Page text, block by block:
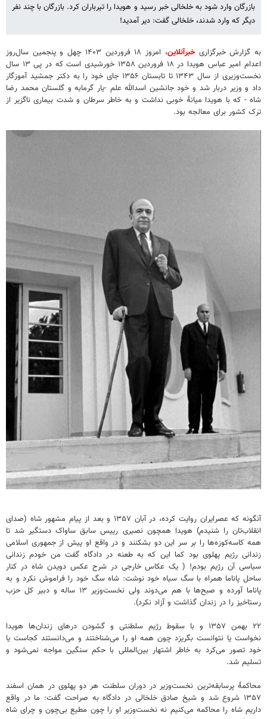
بازرگان وارد شود به خلخالی خبر رسید و هویدا را تیرباران کرد. بازرگان با چند نفر
دیگر که وارد شدند، خلخالی گفت: دیر آمدید!
به گزارش خبرگزاریخبرآنلاین
، امروز ۱۸ فروردین ۱۴۰۳ چهل و پنجمین سال‌روز
اعدام امیر عباس هویدا در ۱۸ فروردین ۱۳۵۸ خورشیدی است که در پی ۱۳ سال
نخست‌وزیری از سال ۱۳۴۳ تا تابستان ۱۳۵۶ جای خود را به دکتر جمشید آموزگار
داد و وزیر دربار شد و خود جانشین اسدالله علم -یار گرمابه و گلستان محمد رضا
شاه - که با هویدا میانۀ خوبی نداشت و به خاطر سرطان و شدت بیماری ناگزیر از
ترک کشور برای معالجه بود.
آنگونه که عصرایران روایت کرده، در آبان ۱۳۵۷ و بعد از پیام مشهور شاه (صدای
انقلاب‌تان را شنیدم) هویدا همچون نصیری رییس سابق ساواک دستگیر شد تا
همه کاسه‌کوزه‌ها را بر سر این دو بشکنند و در واقع او پیش از جمهوری اسلامی
زندانی رژیم پهلوی بود کما این که به طعنه در دادگاه گفت من خودم زندانی
سیاسی آن رژیم بودم! ( یک عکاس خارجی در شرح عکس دویدن شاه در کنار
ساحل پاناما همراه با سگ سیاه خود نوشت: شاه سگ خود را فراموش نکرد و به
پاناما آورده و صبح‌ها با هم می‌دوند ولی نخست‌وزیر ۱۳ ساله و دبیر کل حزب
رستاخیز را در زندان گذاشت و آزاد نکرد).
۲۲ بهمن ۱۳۵۷ و با سقوط رژیم سلطنتی و گشودن درهای زندان‌ها هویدا
نخواست یا نتوانست بگریزد چون همه او را می‌شناختند و می‌دانستند کجاست یا
خود تصور می‌کرد به خاطر اشتهار بین‌المللی با حکم سنگین مواجه نمی‌شود و
تسلیم شد.
محاکمۀ پرسابقه‌ترین نخست‌وزیر در دوران سلطنت هر دو پهلوی در همان اسفند
۱۳۵۷ شروع شد و شیخ صادق خلخالی در دادگاه به صراحت گفت: ما در واقع
داریم شاه را محاکمه می‌کنیم نه نخست‌وزیر او را چون مطیع بی‌چون و چرای شاه